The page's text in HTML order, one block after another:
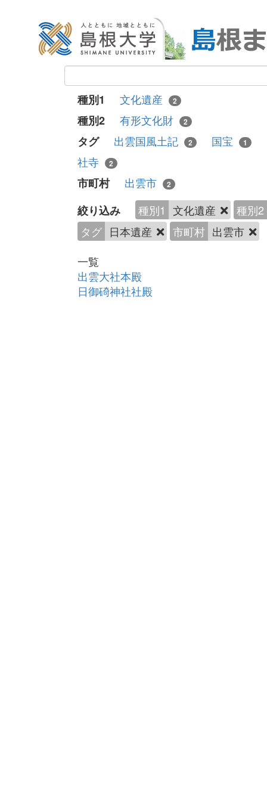
種別1 文化遺産 2
種別2 有形文化財 2
タグ 出雲国風土記 2 国宝 1
社寺
2
市町村 出雲市 2
絞り込み 種別1 文化遺産
種別2
タグ 日本遺産 市町村 出雲市
一覧
出雲大社本殿
日御碕神社社殿